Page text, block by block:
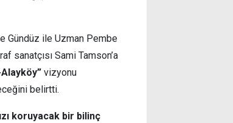
Gündüz ile Uzman Pembe
sanatçısı Sami Tamson’a
vizyonu
belirtti.
koruyacak bir bilinç